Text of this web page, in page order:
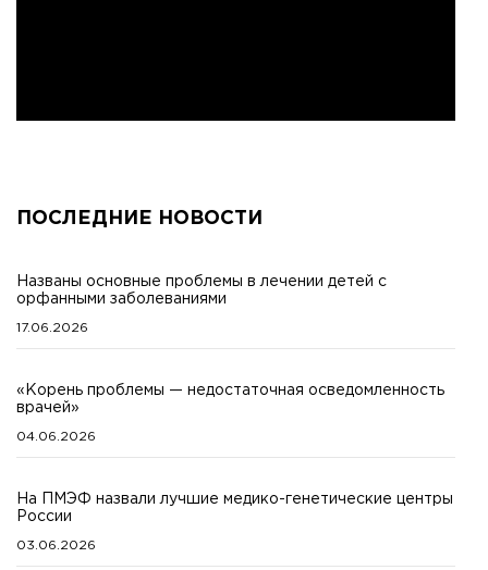
ПОСЛЕДНИЕ НОВОСТИ
Названы основные проблемы в лечении детей с
орфанными заболеваниями
17.06.2026
«Корень проблемы — недостаточная осведомленность
врачей»
04.06.2026
На ПМЭФ назвали лучшие медико-генетические центры
России
03.06.2026